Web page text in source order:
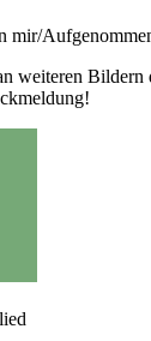
mir/
weiteren Bildern